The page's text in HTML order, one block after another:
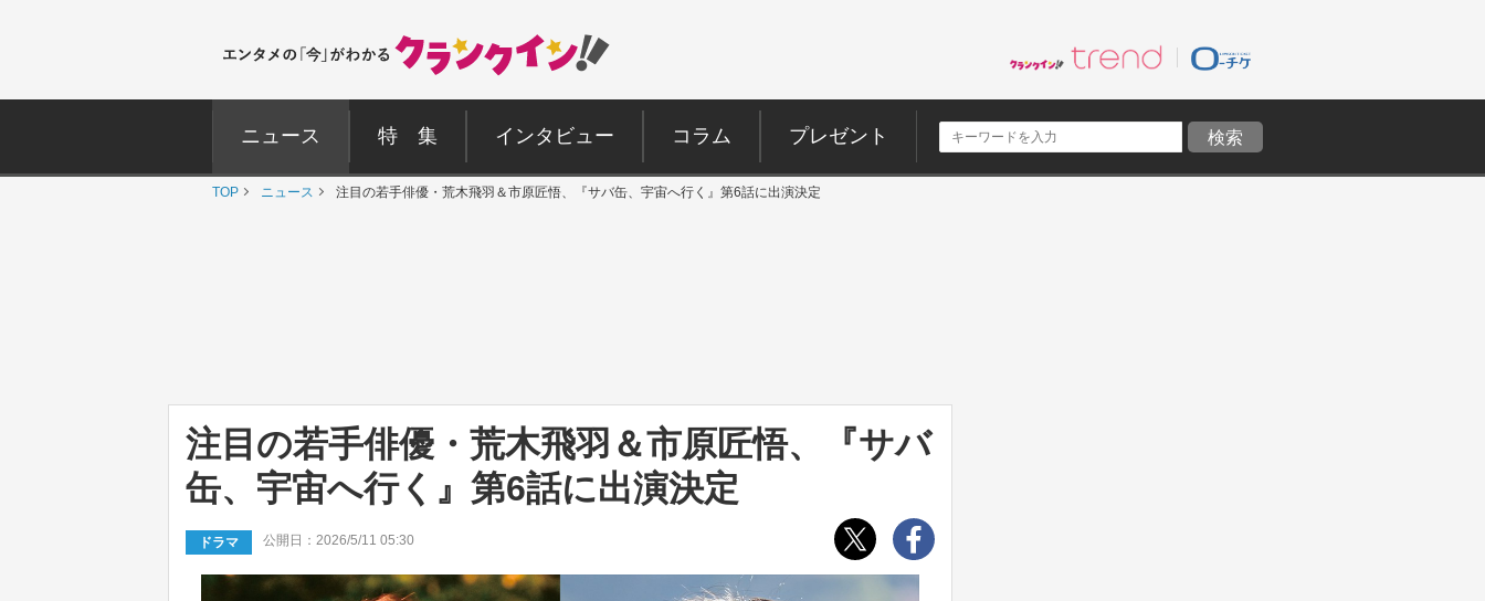
ニュース 特 集 インタビュー コラム プレゼント
TOP ニュース 注目の若手俳優・荒木飛羽＆市原匠悟、『サバ缶、宇宙へ行く』第6話に出演決定
注目の若手俳優・荒木飛羽＆市原匠悟、『サバ
缶、宇宙へ行く』第6話に出演決定
ドラマ 公開日：2026/5/11 05:30